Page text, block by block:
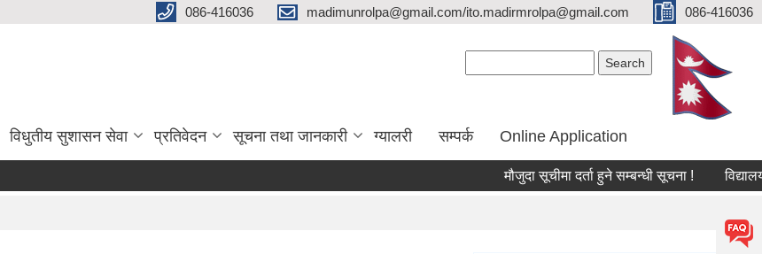
086-416036 madimunrolpa@gmail.com/ito.madirmrolpa@gmail.com 086-416036
विधुतीय सुशासन सेवा प्रतिवेदन सूचना तथा जानकारी ग्यालरी सम्पर्क Online Application
मौजुदा सूचीमा दर्ता हुने सम्बन्धी सूचना ! विद्यालय